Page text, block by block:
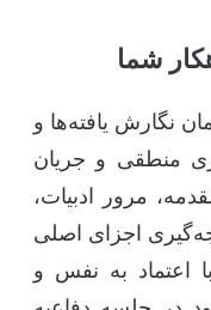
نگارش یافته‌ها و
منطقی و جریان
مرور ادبیات،
اجزای اصلی
اعتماد به نفس و